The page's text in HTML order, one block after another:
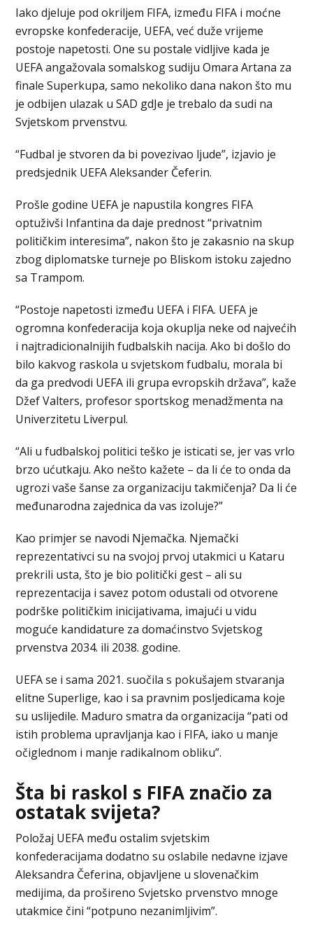
Iako djeluje pod okriljem FIFA, između FIFA i moćne
evropske konfederacije, UEFA, već duže vrijeme
postoje napetosti. One su postale vidljive kada je
UEFA angažovala somalskog sudiju Omara Artana za
finale Superkupa, samo nekoliko dana nakon što mu
je odbijen ulazak u SAD gdJe je trebalo da sudi na
Svjetskom prvenstvu.
“Fudbal je stvoren da bi povezivao ljude”, izjavio je
predsjednik UEFA Aleksander Čeferin.
Prošle godine UEFA je napustila kongres FIFA
optuživši Infantina da daje prednost “privatnim
političkim interesima”, nakon što je zakasnio na skup
zbog diplomatske turneje po Bliskom istoku zajedno
sa Trampom.
“Postoje napetosti između UEFA i FIFA. UEFA je
ogromna konfederacija koja okuplja neke od najvećih
i najtradicionalnijih fudbalskih nacija. Ako bi došlo do
bilo kakvog raskola u svjetskom fudbalu, morala bi
da ga predvodi UEFA ili grupa evropskih država”, kaže
Džef Valters, profesor sportskog menadžmenta na
Univerzitetu Liverpul.
“Ali u fudbalskoj politici teško je isticati se, jer vas vrlo
brzo ućutkaju. Ako nešto kažete – da li će to onda da
ugrozi vaše šanse za organizaciju takmičenja? Da li će
međunarodna zajednica da vas izoluje?”
Kao primjer se navodi Njemačka. Njemački
reprezentativci su na svojoj prvoj utakmici u Kataru
prekrili usta, što je bio politički gest – ali su
reprezentacija i savez potom odustali od otvorene
podrške političkim inicijativama, imajući u vidu
moguće kandidature za domaćinstvo Svjetskog
prvenstva 2034. ili 2038. godine.
UEFA se i sama 2021. suočila s pokušajem stvaranja
elitne Superlige, kao i sa pravnim posljedicama koje
su uslijedile. Maduro smatra da organizacija “pati od
istih problema upravljanja kao i FIFA, iako u manje
očiglednom i manje radikalnom obliku”.
Šta bi raskol s FIFA značio za
ostatak svijeta?
Položaj UEFA među ostalim svjetskim
konfederacijama dodatno su oslabile nedavne izjave
Aleksandra Čeferina, objavljene u slovenačkim
medijima, da prošireno Svjetsko prvenstvo mnoge
utakmice čini “potpuno nezanimljivim”.